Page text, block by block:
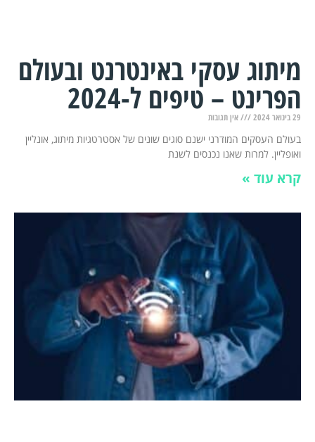
מיתוג עסקי באינטרנט ובעולם
הפרינט – טיפים ל-2024
29 בינואר 2024 אין תגובות
בעולם העסקים המודרני ישנם סוגים שונים של אסטרטגיות מיתוג, אונליין
ואופליין. למרות שאנו נכנסים לשנת
קרא עוד »